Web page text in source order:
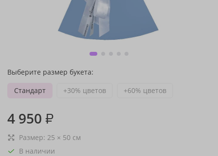
Выберите размер букета:
Стандарт
+30% цветов +60% цветов
4 950 ₽
Размер: 25 × 50 см
В наличии